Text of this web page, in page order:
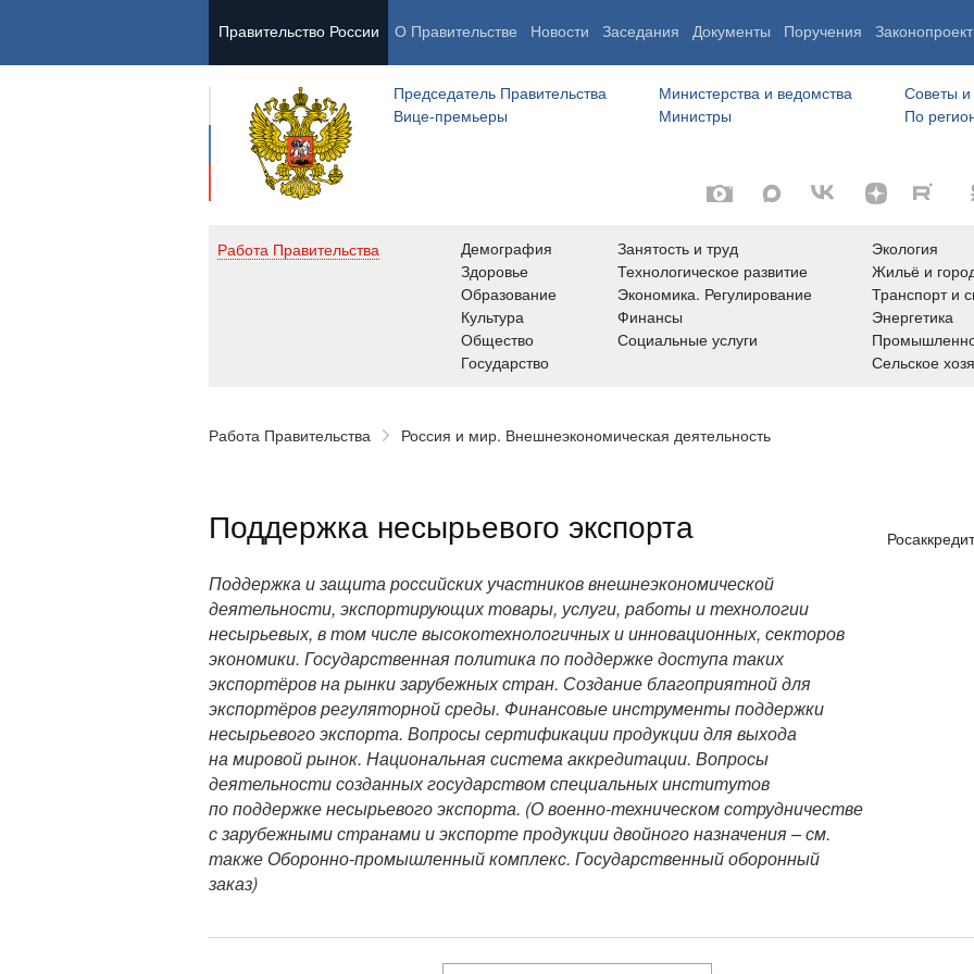
Правительство России О Правительстве Новости Заседания Документы Поручения
Председатель Правительства
Вице-премьеры
Министерства и ведомства
Министры
Советы и
По
Работа Правительства
Демография
Здоровье
Образование
Культура
Общество
Государство
Занятость и труд
Технологическое развитие
Экономика. Регулирование
Финансы
Социальные услуги
Экология
Жильё и
Транспорт и
Энергетика
Сельское
Работа Правительства Россия и мир. Внешнеэкономическая деятельность
Поддержка несырьевого экспорта
Поддержка и защита российских участников внешнеэкономической
деятельности, экспортирующих товары, услуги, работы и технологии
несырьевых, в том числе высокотехнологичных и инновационных, секторов
экономики. Государственная политика по поддержке доступа таких
экспортёров на рынки зарубежных стран. Создание благоприятной для
экспортёров регуляторной среды. Финансовые инструменты поддержки
несырьевого экспорта. Вопросы сертификации продукции для выхода
на мировой рынок. Национальная система аккредитации. Вопросы
деятельности созданных государством специальных институтов
по поддержке несырьевого экспорта. (О военно-техническом сотрудничестве
с зарубежными странами и экспорте продукции двойного назначения – см.
также Оборонно-промышленный комплекс. Государственный оборонный
заказ)